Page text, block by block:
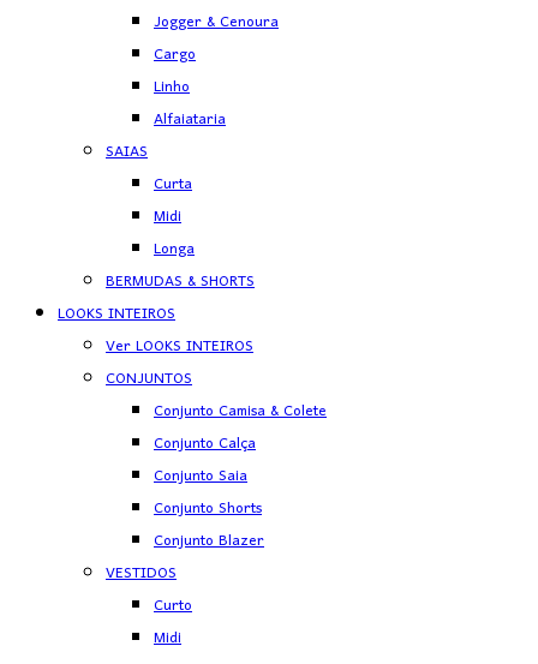
Jogger & Cenoura
Cargo
Linho
Alfaiataria
SAIAS
Curta
Midi
Longa
BERMUDAS & SHORTS
LOOKS INTEIROS
Ver LOOKS INTEIROS
CONJUNTOS
Conjunto Camisa & Colete
Conjunto Calça
Conjunto Saia
Conjunto Shorts
Conjunto Blazer
VESTIDOS
Curto
Midi